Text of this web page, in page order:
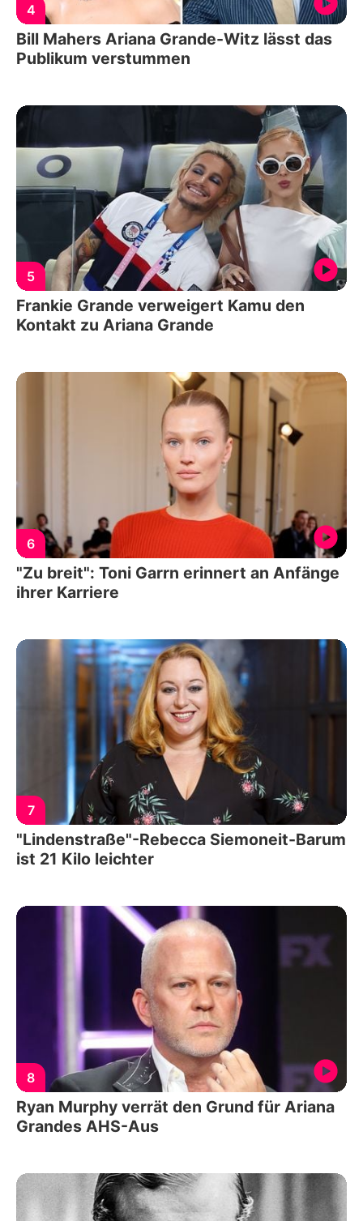
4
Bill Mahers Ariana Grande-Witz lässt das
Publikum verstummen
5
Frankie Grande verweigert Kamu den
Kontakt zu Ariana Grande
6
"Zu breit": Toni Garrn erinnert an Anfänge
ihrer Karriere
7
"Lindenstraße"-Rebecca Siemoneit-Barum
ist 21 Kilo leichter
8
Ryan Murphy verrät den Grund für Ariana
Grandes AHS-Aus